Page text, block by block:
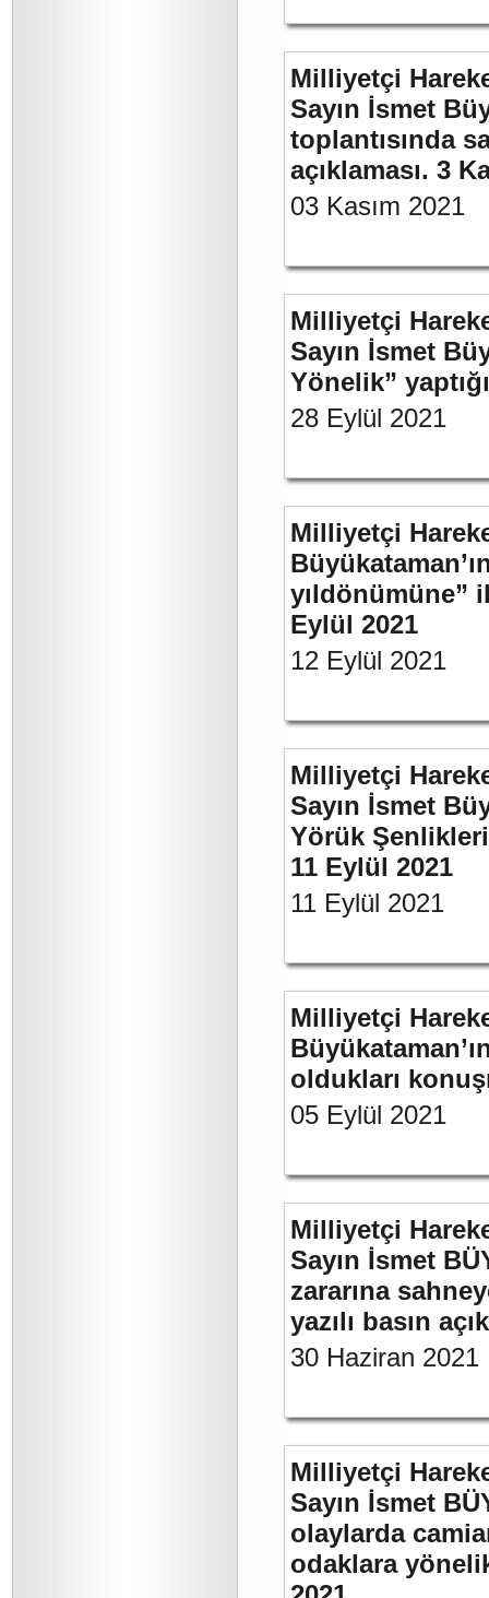
Milliyetçi
Sayın İsmet
toplantısında
açıklaması. 3
03 Kasım 2021
Milliyetçi
Sayın İsmet
Yönelik”
28 Eylül 2021
Milliyetçi
yıldönümüne”
Eylül 2021
12 Eylül 2021
Milliyetçi
Sayın İsmet
Yörük
11 Eylül 2021
11 Eylül 2021
Milliyetçi
oldukları
05 Eylül 2021
Milliyetçi
Sayın İsmet
zararına
yazılı basın
30 Haziran 2021
Milliyetçi
Sayın İsmet
olaylarda
odaklara